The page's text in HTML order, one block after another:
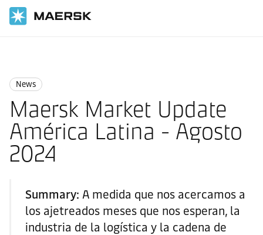
News
Maersk Market Update
América Latina - Agosto
2024
Summary: A medida que nos acercamos a
los ajetreados meses que nos esperan, la
industria de la logística y la cadena de